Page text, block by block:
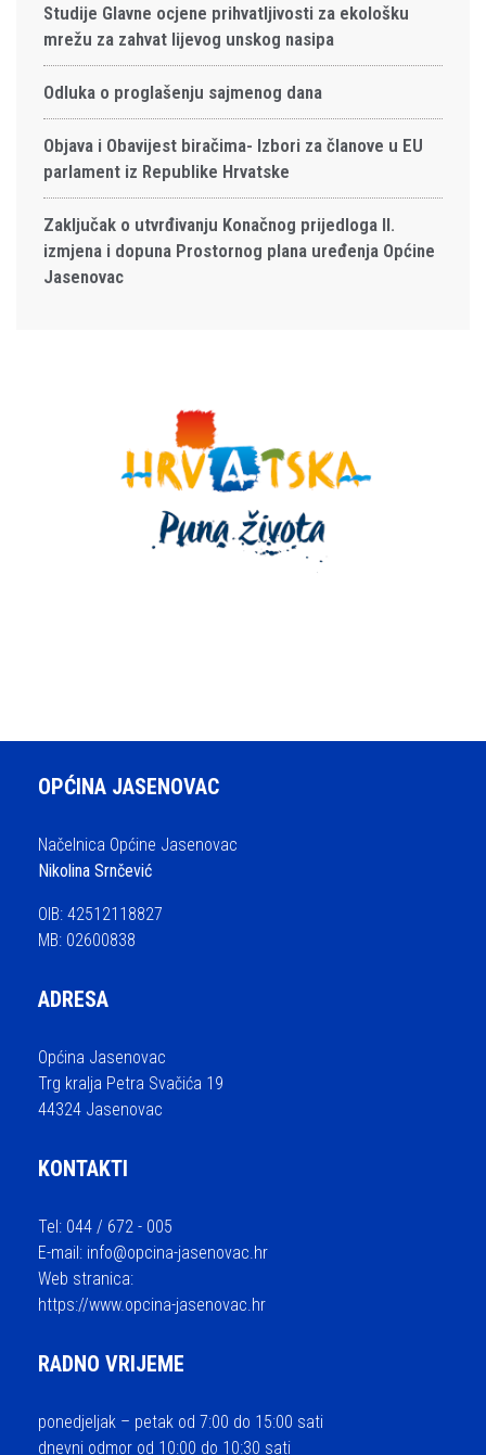
Studije Glavne ocjene prihvatljivosti za ekološku
mrežu za zahvat lijevog unskog nasipa
Odluka o proglašenju sajmenog dana
Objava i Obavijest biračima- Izbori za članove u EU
parlament iz Republike Hrvatske
Zaključak o utvrđivanju Konačnog prijedloga II.
izmjena i dopuna Prostornog plana uređenja Općine
Jasenovac
OPĆINA JASENOVAC
Načelnica Općine Jasenovac
Nikolina Srnčević
OIB: 42512118827
MB: 02600838
ADRESA
Općina Jasenovac
Trg kralja Petra Svačića 19
44324 Jasenovac
KONTAKTI
Tel: 044 / 672 - 005
E-mail: info@opcina-jasenovac.hr
Web stranica:
https://www.opcina-jasenovac.hr
RADNO VRIJEME
ponedjeljak – petak od 7:00 do 15:00 sati
dnevni odmor od 10:00 do 10:30 sati